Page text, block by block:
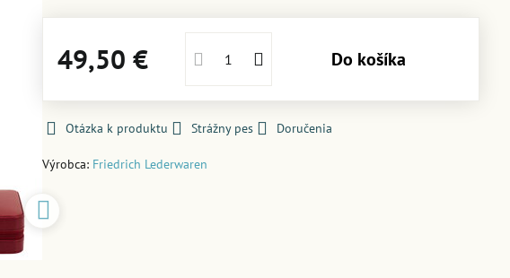
49,50 € Do košíka
Otázka k produktu Strážny pes Doručenia
Výrobca: Friedrich Lederwaren